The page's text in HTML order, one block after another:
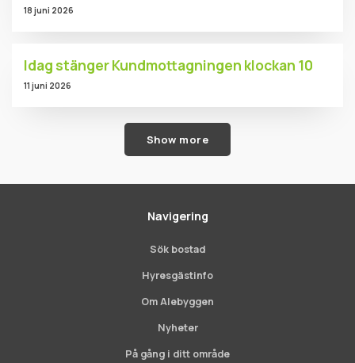
18 juni 2026
Idag stänger Kundmottagningen klockan 10
11 juni 2026
Show more
Navigering
Sök bostad
Hyresgästinfo
Om Alebyggen
Nyheter
På gång i ditt område